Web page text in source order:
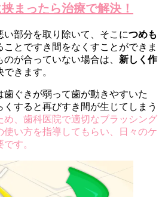
まったら治療で解決！
部分を取り除いて、そこにつめも
ことですき間をなくすことができま
が合っていない場合は、 新しく作
きます。
ぐきが弱って歯が動きやすいた
すると再びすき間が生じてしまう
め、歯科医院で適切なブラッシング
い方を指導してもらい、日々のケ
す。